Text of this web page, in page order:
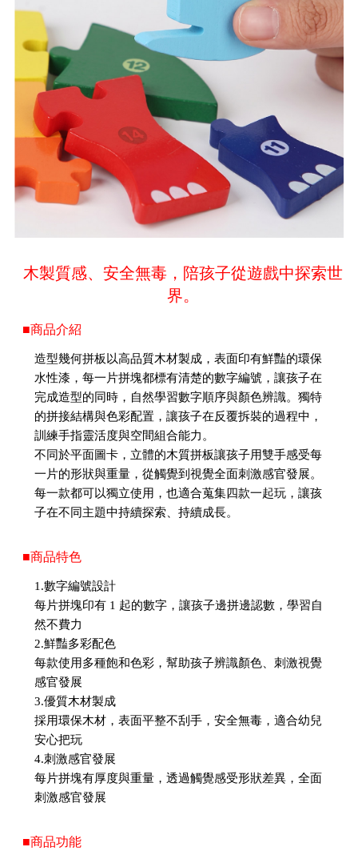
木製質感、安全無毒，陪孩子從遊戲中探索世
界。
■商品介紹
造型幾何拼板以高品質木材製成，表面印有鮮豔的環保
水性漆，每一片拼塊都標有清楚的數字編號，讓孩子在
完成造型的同時，自然學習數字順序與顏色辨識。獨特
的拼接結構與色彩配置，讓孩子在反覆拆裝的過程中，
訓練手指靈活度與空間組合能力。
不同於平面圖卡，立體的木質拼板讓孩子用雙手感受每
一片的形狀與重量，從觸覺到視覺全面刺激感官發展。
每一款都可以獨立使用，也適合蒐集四款一起玩，讓孩
子在不同主題中持續探索、持續成長。
■商品特色
1.數字編號設計
每片拼塊印有 1 起的數字，讓孩子邊拼邊認數，學習自
然不費力
2.鮮豔多彩配色
每款使用多種飽和色彩，幫助孩子辨識顏色、刺激視覺
感官發展
3.優質木材製成
採用環保木材，表面平整不刮手，安全無毒，適合幼兒
安心把玩
4.刺激感官發展
每片拼塊有厚度與重量，透過觸覺感受形狀差異，全面
刺激感官發展
■商品功能